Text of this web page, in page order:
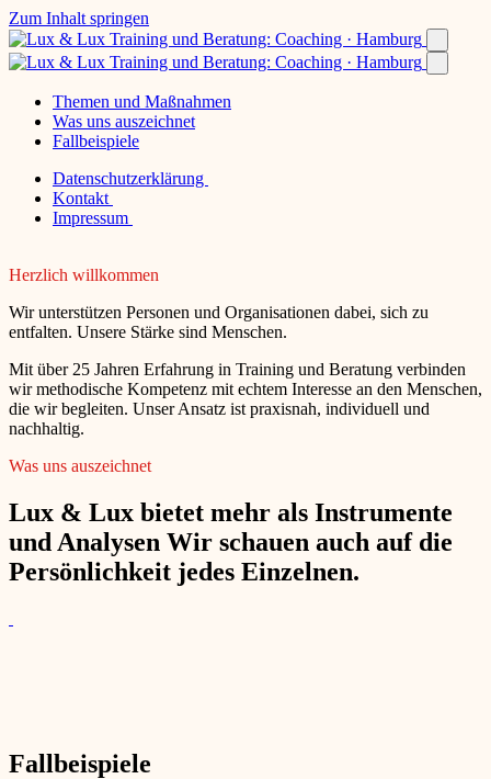
Zum Inhalt springen
Themen und Maßnahmen
Was uns auszeichnet
Fallbeispiele
Datenschutzerklärung
Kontakt
Impressum
Herzlich willkommen
Wir unterstützen Personen und Organisationen dabei, sich zu
entfalten. Unsere Stärke sind Menschen.
Mit über 25 Jahren Erfahrung in Training und Beratung verbinden
wir methodische Kompetenz mit echtem Interesse an den Menschen,
die wir begleiten. Unser Ansatz ist praxisnah, individuell und
nachhaltig.
Was uns auszeichnet
Lux & Lux bietet mehr als Instrumente
und Analysen Wir schauen auch auf die
Persönlichkeit jedes Einzelnen.
Fallbeispiele